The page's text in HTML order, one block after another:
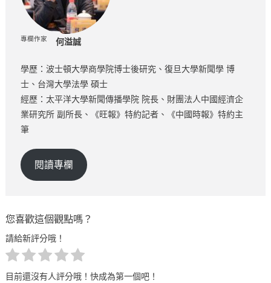
專欄作家 何溢誠
學歷：波士頓大學商學院博士後研究、復旦大學新聞學 博
士、台灣大學法學 碩士
經歷：太平洋大學新聞傳播學院 院長、財團法人中國經濟企
業研究所 副所長、《旺報》特約記者、《中國時報》特約主
筆
閱讀專欄
您喜歡這個觀點嗎？
請給新評分哦！
目前還沒有人評分哦！快成為第一個吧！